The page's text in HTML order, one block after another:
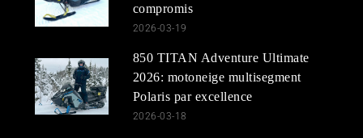
compromis
2026-03-19
850 TITAN Adventure Ultimate
2026: motoneige multisegment
Polaris par excellence
2026-03-18